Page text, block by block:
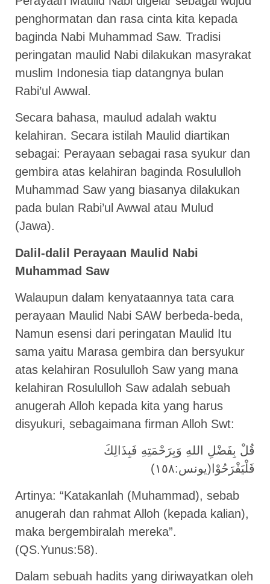
penghormatan dan rasa cinta kita kepada
baginda Nabi Muhammad Saw. Tradisi
peringatan maulid Nabi dilakukan masyrakat
muslim Indonesia tiap datangnya bulan
Rabi’ul Awwal.
Secara bahasa, maulud adalah waktu
kelahiran. Secara istilah Maulid diartikan
sebagai: Perayaan sebagai rasa syukur dan
gembira atas kelahiran baginda Rosululloh
Muhammad Saw yang biasanya dilakukan
pada bulan Rabi’ul Awwal atau Mulud
(Jawa).
Dalil-dalil Perayaan Maulid Nabi
Muhammad Saw
Walaupun dalam kenyataannya tata cara
perayaan Maulid Nabi SAW berbeda-beda,
Namun esensi dari peringatan Maulid Itu
sama yaitu Marasa gembira dan bersyukur
atas kelahiran Rosululloh Saw yang mana
kelahiran Rosululloh Saw adalah sebuah
anugerah Alloh kepada kita yang harus
disyukuri, sebagaimana firman Alloh Swt:
قُلْ بِفَضْلِ اللهِ وَبِرَحْمَتِهِ فَبِذَالِكَ
فَلْيَفْرَحُوْا(يونس:١٥٨)
Artinya: “Katakanlah (Muhammad), sebab
anugerah dan rahmat Alloh (kepada kalian),
maka bergembiralah mereka”.
(QS.Yunus:58).
Dalam sebuah hadits yang diriwayatkan oleh